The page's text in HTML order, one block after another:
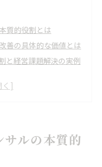
質的役割とは
善の具体的な価値とは
と経営課題解決の実例
のカギと改革のポイン
する経営戦略の最適化
ルの本質的